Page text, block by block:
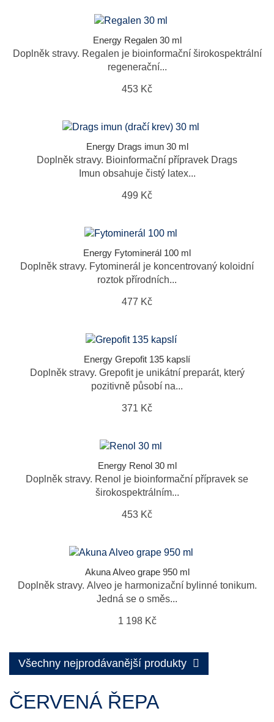
Energy Regalen 30 ml
Doplněk stravy. Regalen je bioinformační širokospektrální
regenerační...
453 Kč
Energy Drags imun 30 ml
Doplněk stravy. Bioinformační přípravek Drags
Imun obsahuje čistý latex...
499 Kč
Energy Fytominerál 100 ml
Doplněk stravy. Fytominerál je koncentrovaný koloidní
roztok přírodních...
477 Kč
Energy Grepofit 135 kapslí
Doplněk stravy. Grepofit je unikátní preparát, který
pozitivně působí na...
371 Kč
Energy Renol 30 ml
Doplněk stravy. Renol je bioinformační přípravek se
širokospektrálním...
453 Kč
Akuna Alveo grape 950 ml
Doplněk stravy. Alveo je harmonizační bylinné tonikum.
Jedná se o směs...
1 198 Kč
Všechny nejprodávanější produkty
ČERVENÁ ŘEPA